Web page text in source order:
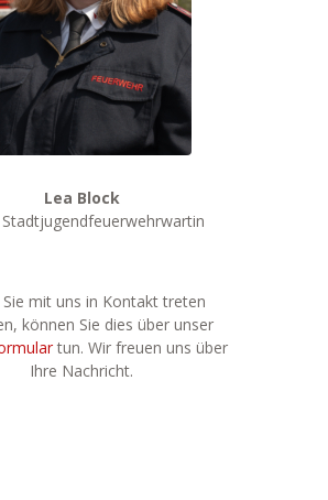
Lea Block
Stadtjugendfeuerwehrwartin
Sie mit uns in Kontakt treten
können Sie dies über unser
tun. Wir freuen uns über
Ihre Nachricht.